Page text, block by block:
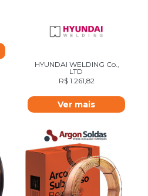
HYUNDAI WELDING Co.,
LTD
R$1.261,82
Ver mais